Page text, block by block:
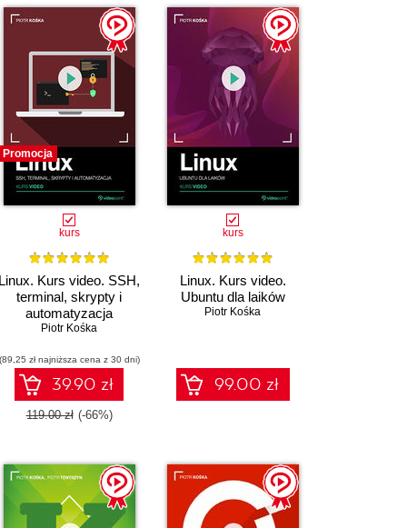
Promocja
kurs
Kurs video. SSH,
terminal, skrypty i
automatyzacja
Piotr Kośka
zł najniższa cena z 30 dni)
39.90 zł
119.00 zł (-66%)
kurs
Linux. Kurs video.
Ubuntu dla laików
Piotr Kośka
99.00 zł